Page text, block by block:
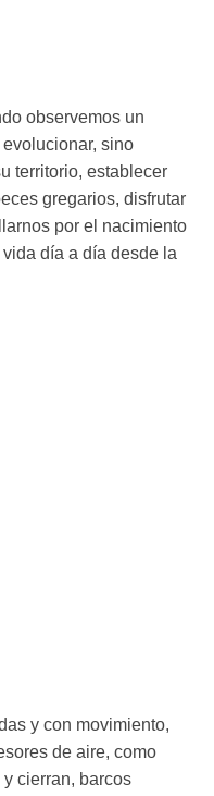
observemos un
sino
territorio, establecer
gregarios, disfrutar
por el nacimiento
día a día desde la
y con movimiento,
de aire, como
cierran, barcos